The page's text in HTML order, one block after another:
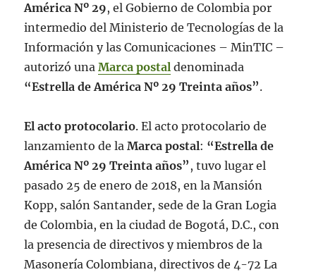
América Nº 29, el Gobierno de Colombia por
intermedio del Ministerio de Tecnologías de la
Información y las Comunicaciones – MinTIC –
autorizó unaMarca postal denominada
“Estrella de América Nº 29 Treinta años”.
El acto protocolario. El acto protocolario de
lanzamiento de laMarca postal: “Estrella de
América Nº 29 Treinta años” , tuvo lugar el
pasado 25 de enero de 2018, en la Mansión
Kopp, salón Santander, sede de la Gran Logia
de Colombia, en la ciudad de Bogotá, D.C., con
la presencia de directivos y miembros de la
Masonería Colombiana, directivos de 4-72 La